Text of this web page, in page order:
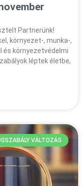
Partnerünk!
környezet-, munka-,
és környezetvédelmi
léptek életbe,
VÁLTOZÁS